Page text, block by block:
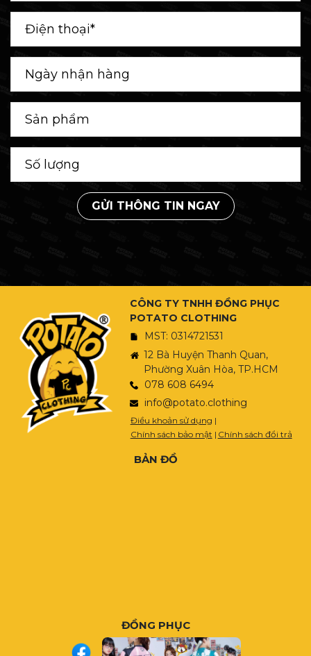
GỬI THÔNG TIN NGAY
CÔNG TY TNHH ĐỒNG PHỤC
POTATO CLOTHING
MST: 0314721531
12 Bà Huyện Thanh Quan,
Phường Xuân Hòa, TP.HCM
078 608 6494
info@potato.clothing
Điều khoản sử dụng |
Chính sách bảo mật | Chính sách đổi trả
BẢN ĐỒ
ĐỒNG PHỤC